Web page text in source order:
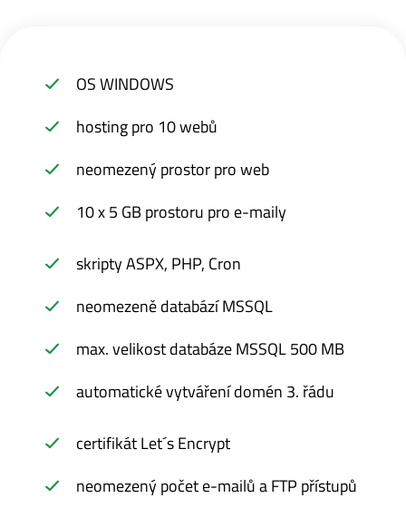
OS WINDOWS
hosting pro 10 webů
neomezený prostor pro web
10 x 5 GB prostoru pro e-maily
skripty ASPX, PHP, Cron
neomezeně databází MSSQL
max. velikost databáze MSSQL 500 MB
automatické vytváření domén 3. řádu
certifikát Let´s Encrypt
neomezený počet e-mailů a FTP přístupů